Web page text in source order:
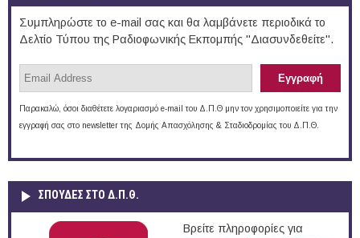
Συμπληρώστε το e-mail σας και θα λαμβάνετε περιοδικά το
Δελτίο Τύπου της Ραδιοφωνικής Εκπομπής "Διασυνδεθείτε".
Παρακαλώ, όσοι διαθέτετε λογαριασμό e-mail του Δ.Π.Θ μην τον χρησιμοποιείτε για την
εγγραφή σας στο newsletter της Δομής Απασχόλησης & Σταδιοδρομίας του Δ.Π.Θ.
ΣΠΟΥΔΈΣ ΣΤΟ Δ.Π.Θ.
Βρείτε πληροφορίες για